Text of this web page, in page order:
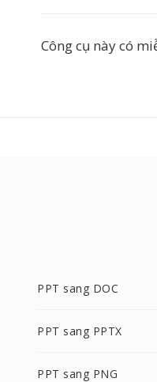
Công cụ này có
PPT sang DOC
PPT sang PPTX
PPT sang PNG